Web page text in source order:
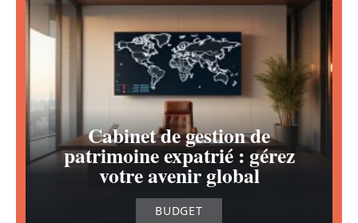
Cabinet de gestion de
patrimoine expatrié : gérez
votre avenir global
BUDGET